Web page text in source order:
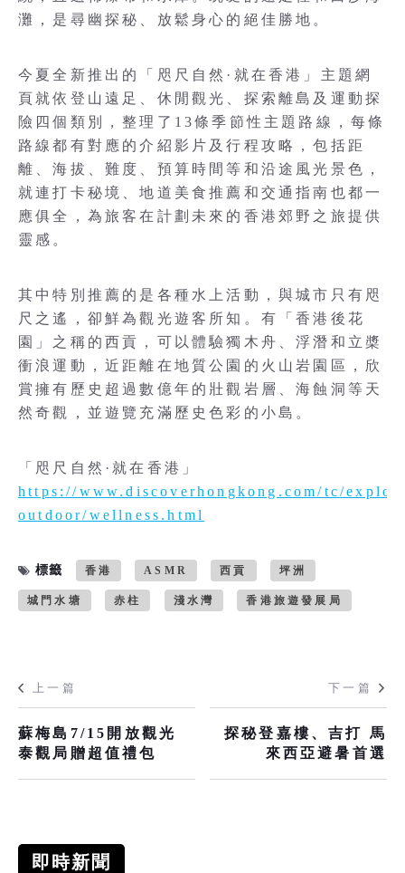
灘，是尋幽探秘、放鬆身心的絕佳勝地。
今夏全新推出的「咫尺自然·就在香港」主題網
頁就依登山遠足、休閒觀光、探索離島及運動探
險四個類別，整理了13條季節性主題路線，每條
路線都有對應的介紹影片及行程攻略，包括距
離、海拔、難度、預算時間等和沿途風光景色，
就連打卡秘境、地道美食推薦和交通指南也都一
應俱全，為旅客在計劃未來的香港郊野之旅提供
靈感。
其中特別推薦的是各種水上活動，與城市只有咫
尺之遙，卻鮮為觀光遊客所知。有「香港後花
園」之稱的西貢，可以體驗獨木舟、浮潛和立槳
衝浪運動，近距離在地質公園的火山岩園區，欣
賞擁有歷史超過數億年的壯觀岩層、海蝕洞等天
然奇觀，並遊覽充滿歷史色彩的小島。
「咫尺自然·就在香港」
https://www.discoverhongkong.com/tc/
outdoor/wellness.html
標籤 香港 ASMR 西貢 坪洲
城門水塘 赤柱 淺水灣 香港旅遊發展局
上一篇
蘇梅島7/15開放觀光
泰觀局贈超值禮包
下一篇
探秘登嘉樓、吉打 馬
來西亞避暑首選
即時新聞